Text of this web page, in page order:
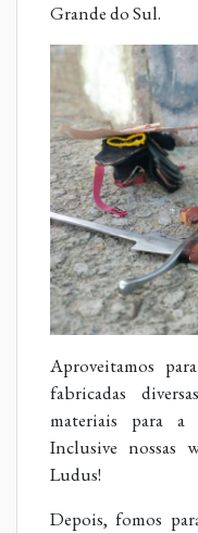
Grande do Sul.
Aproveitamos
fabricadas
materiais para a
Inclusive nossas
Ludus!
Depois, fomos